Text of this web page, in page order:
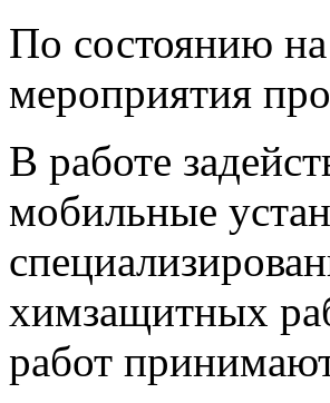
По состоянию
мероприятия
В работе
мобильные
химзащитных
работ